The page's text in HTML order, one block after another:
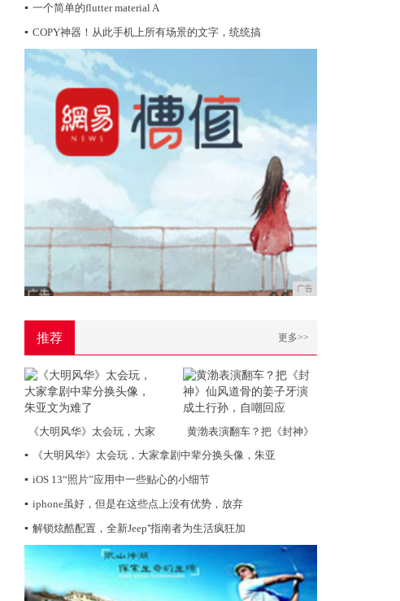
▪ 一个简单的flutter material A
▪ COPY神器！从此手机上所有场景的文字，统统搞
广告
推荐 更多>>
《大明风华》太会玩，大家
黄渤表演翻车？把《封神》
▪
《大明风华》太会玩，大家拿剧中辈分换头像，朱亚
▪ iOS 13“照片”应用中一些贴心的小细节
▪ iphone虽好，但是在这些点上没有优势，放弃
▪ 解锁炫酷配置，全新Jeep⁺指南者为生活疯狂加